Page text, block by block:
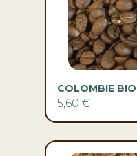
COLOMBIE BIO
5,60 €